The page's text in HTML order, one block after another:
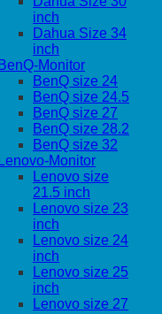
inch
Dahua Size 34
inch
BenQ-Monitor
BenQ size 24
BenQ size 24.5
BenQ size 27
BenQ size 28.2
BenQ size 32
Lenovo-Monitor
Lenovo size
21.5 inch
Lenovo size 23
inch
Lenovo size 24
inch
Lenovo size 25
inch
Lenovo size 27